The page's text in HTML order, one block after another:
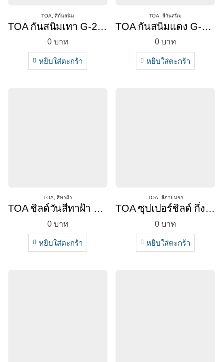
TOA สีกันสนิม
TOA กันสนิมเทา G-2010
0 บาท
หยิบใส่ตะกร้า
TOA สีกันสนิม
TOA กันสนิมแดง G-1024
0 บาท
หยิบใส่ตะกร้า
TOA สีทาฝ้า
TOA ชิลด์วันสีทาฝ้า สีขาว/สีควันบุหรี่
0 บาท
หยิบใส่ตะกร้า
TOA สีภายนอก
TOA ซุปเปอร์ชิลด์ กึ่งเงา (ภายนอก)
0 บาท
หยิบใส่ตะกร้า